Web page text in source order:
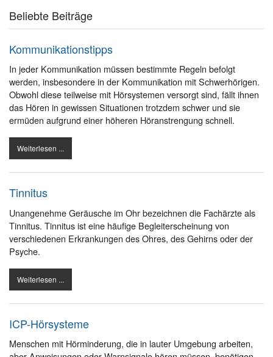
Beliebte Beiträge
Kommunikationstipps
In jeder Kommunikation müssen bestimmte Regeln befolgt
werden, insbesondere in der Kommunikation mit Schwerhörigen.
Obwohl diese teilweise mit Hörsystemen versorgt sind, fällt ihnen
das Hören in gewissen Situationen trotzdem schwer und sie
ermüden aufgrund einer höheren Höranstrengung schnell.
Weiterlesen ...
Tinnitus
Unangenehme Geräusche im Ohr bezeichnen die Fachärzte als
Tinnitus. Tinnitus ist eine häufige Begleiterscheinung von
verschiedenen Erkrankungen des Ohres, des Gehirns oder der
Psyche.
Weiterlesen ...
ICP-Hörsysteme
Menschen mit Hörminderung, die in lauter Umgebung arbeiten,